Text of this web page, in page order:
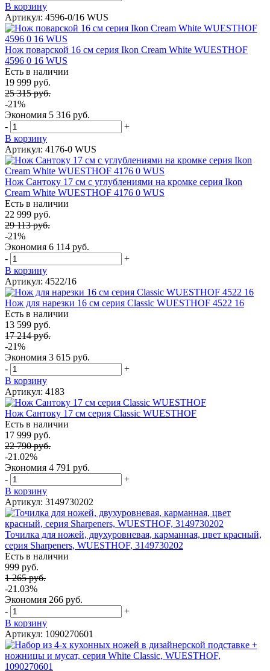
В корзину
Артикул: 4596-0/16 WUS
Нож поварской 16 см серия Ikon Cream White WUESTHOF
4596 0 16 WUS
Есть в наличии
19 999 руб.
25 315 руб.
-21%
Экономия 5 316 руб.
-
+
В корзину
Артикул: 4176-0 WUS
Нож Сантоку 17 см с углублениями на кромке серия Ikon
Cream White WUESTHOF 4176 0 WUS
Есть в наличии
22 999 руб.
29 113 руб.
-21%
Экономия 6 114 руб.
-
+
В корзину
Артикул: 4522/16
Нож для нарезки 16 см серия Classic WUESTHOF 4522 16
Есть в наличии
13 599 руб.
17 214 руб.
-21%
Экономия 3 615 руб.
-
+
В корзину
Артикул: 4183
Нож Сантоку 17 см серия Classic WUESTHOF
Есть в наличии
17 999 руб.
22 790 руб.
-21.02%
Экономия 4 791 руб.
-
+
В корзину
Артикул: 3149730202
Точилка для ножей, двухуровневая, карманная, цвет красный,
серия Sharpeners, WUESTHOF, 3149730202
Есть в наличии
999 руб.
1 265 руб.
-21.03%
Экономия 266 руб.
-
+
В корзину
Артикул: 1090270601